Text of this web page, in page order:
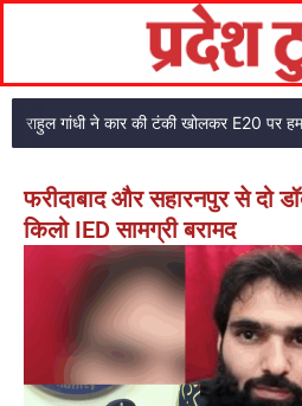
फरीदाबाद और सहारनपुर से दो
किलो IED सामग्री बरामद